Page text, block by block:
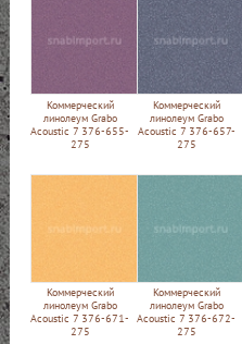
Коммерческий
линолеум Grabo
Acoustic 7 376-655-
275
Коммерческий
линолеум Grabo
Acoustic 7 376-657-
275
Коммерческий
линолеум Grabo
Acoustic 7 376-671-
275
Коммерческий
линолеум Grabo
Acoustic 7 376-672-
275